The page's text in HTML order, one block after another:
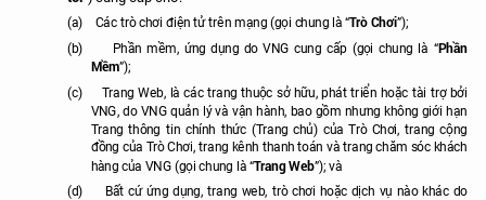
(a) Các trò chơi điện tử trên mạng (gọi chung là “Trò Chơi”);
(b)
Phần mềm, ứng dụng do VNG cung cấp (gọi chung là “Phần
Mềm”);
(c)
Trang Web, là các trang thuộc sở hữu, phát triển hoặc tài trợ bởi
VNG, do VNG quản lý và vận hành, bao gồm nhưng không giới hạn
Trang thông tin chính thức (Trang chủ) của Trò Chơi, trang cộng
đồng của Trò Chơi, trang kênh thanh toán và trang chăm sóc khách
hàng của VNG (gọi chung là “Trang Web”); và
(d)
Bất cứ ứng dụng, trang web, trò chơi hoặc dịch vụ nào khác do